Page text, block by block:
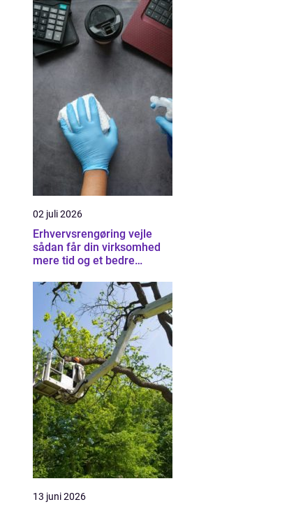
02 juli 2026
Erhvervsrengøring vejle
sådan får din virksomhed
mere tid og et bedre
13 juni 2026